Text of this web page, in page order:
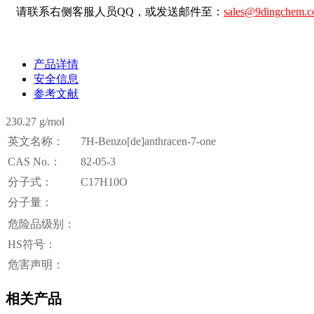
请联系右侧客服人员QQ，或发送邮件至：
产品详情
安全信息
参考文献
230.27 g/mol
英文名称：
7H-Benzo[de]anthracen-7-one
CAS No.：
82-05-3
分子式：
C17H10O
分子量：
危险品级别：
HS符号：
危害声明：
相关产品